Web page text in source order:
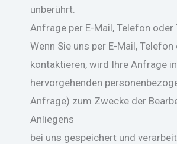
unberührt.
Anfrage per E-Mail, Telefon oder
Wenn Sie uns per E-Mail,
kontaktieren, wird Ihre Anfrage
hervorgehenden
Anfrage) zum Zwecke der
Anliegens
bei uns gespeichert und